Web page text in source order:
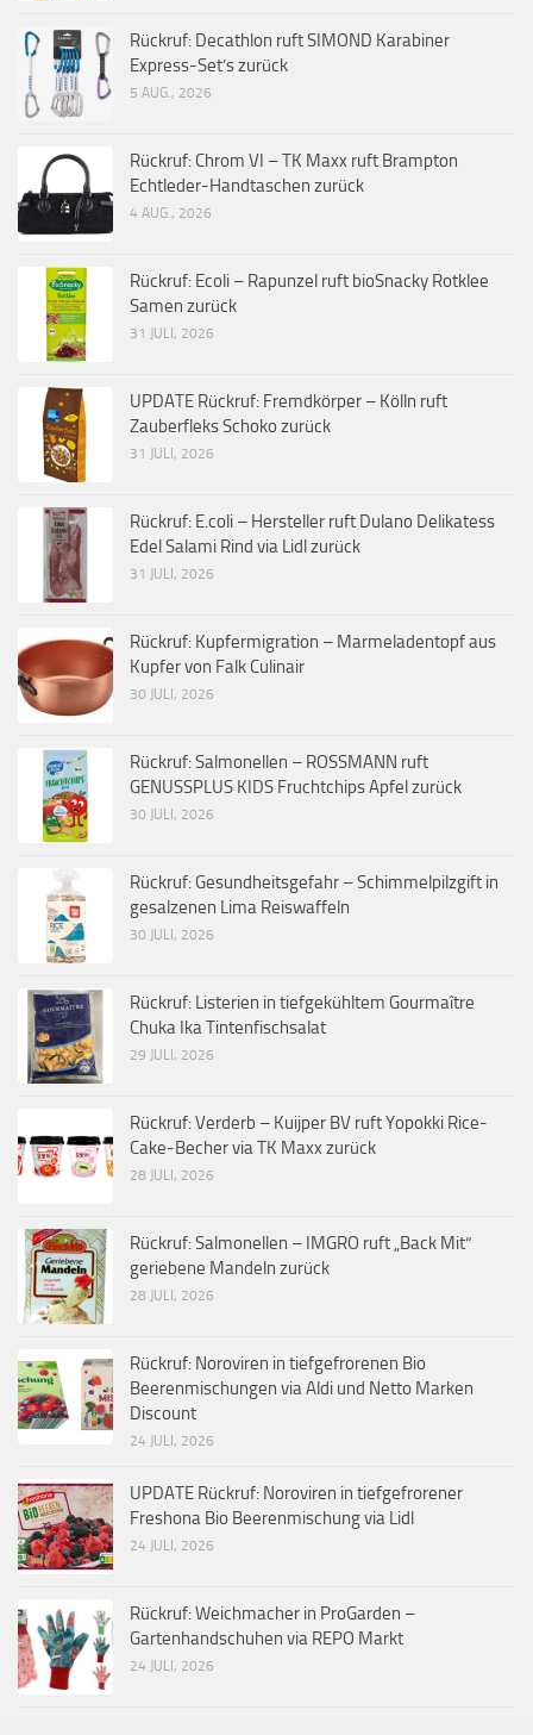
Rückruf: Decathlon ruft SIMOND Karabiner
Express-Set’s zurück
5 AUG., 2026
Rückruf: Chrom VI – TK Maxx ruft Brampton
Echtleder-Handtaschen zurück
4 AUG., 2026
Rückruf: Ecoli – Rapunzel ruft bioSnacky Rotklee
Samen zurück
31 JULI, 2026
UPDATE Rückruf: Fremdkörper – Kölln ruft
Zauberfleks Schoko zurück
31 JULI, 2026
Rückruf: E.coli – Hersteller ruft Dulano Delikatess
Edel Salami Rind via Lidl zurück
31 JULI, 2026
Rückruf: Kupfermigration – Marmeladentopf aus
Kupfer von Falk Culinair
30 JULI, 2026
Rückruf: Salmonellen – ROSSMANN ruft
GENUSSPLUS KIDS Fruchtchips Apfel zurück
30 JULI, 2026
Rückruf: Gesundheitsgefahr – Schimmelpilzgift in
gesalzenen Lima Reiswaffeln
30 JULI, 2026
Rückruf: Listerien in tiefgekühltem Gourmaître
Chuka Ika Tintenfischsalat
29 JULI, 2026
Rückruf: Verderb – Kuijper BV ruft Yopokki Rice-
Cake-Becher via TK Maxx zurück
28 JULI, 2026
Rückruf: Salmonellen – IMGRO ruft „Back Mit“
geriebene Mandeln zurück
28 JULI, 2026
Rückruf: Noroviren in tiefgefrorenen Bio
Beerenmischungen via Aldi und Netto Marken
Discount
24 JULI, 2026
UPDATE Rückruf: Noroviren in tiefgefrorener
Freshona Bio Beerenmischung via Lidl
24 JULI, 2026
Rückruf: Weichmacher in ProGarden –
Gartenhandschuhen via REPO Markt
24 JULI, 2026